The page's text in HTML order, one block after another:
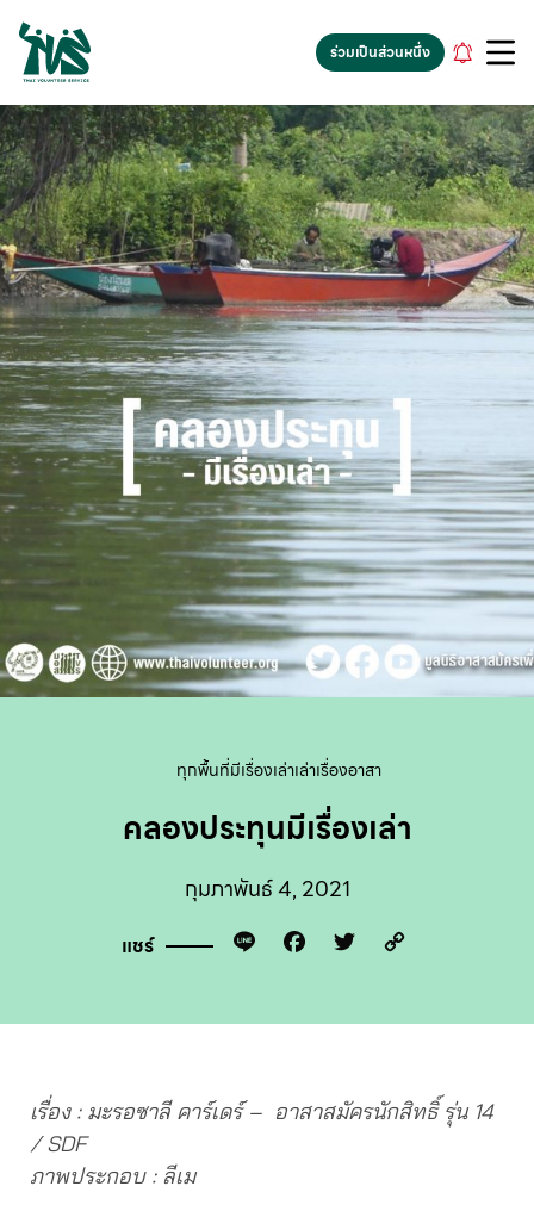
gv-5iuoxpem74qfjw.dv.googlehosted.com
ร่วมเป็นส่วนหนึ่ง
ทุกพื้นที่มีเรื่องเล่าเล่าเรื่องอาสา
คลองประทุนมีเรื่องเล่า
กุมภาพันธ์ 4, 2021
แชร์ Line Facebook
Twitter
เรื่อง : มะรอซาลี คาร์เด​ร์​ – อาสาสมัครนักสิทธิ์ รุ่น 14
/ SDF
ภาพประกอบ : ลีเม